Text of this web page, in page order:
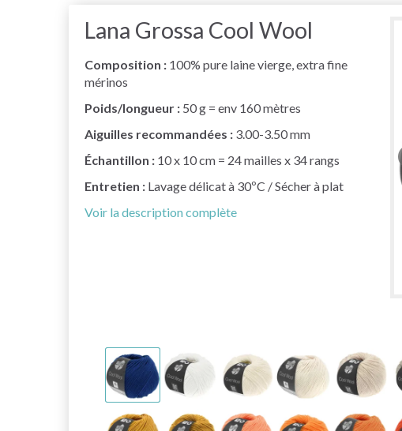
Lana Grossa Cool Wool
Composition : 100% pure laine vierge, extra fine
mérinos
Poids/longueur : 50 g = env 160 mètres
Aiguilles recommandées : 3.00-3.50 mm
Échantillon : 10 x 10 cm = 24 mailles x 34 rangs
Entretien : Lavage délicat à 30ºC / Sécher à plat
Voir la description complète